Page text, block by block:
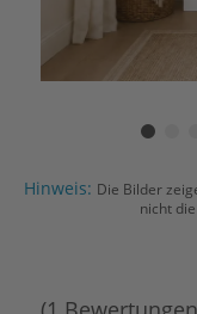
Hinweis: Die Bilder
nicht